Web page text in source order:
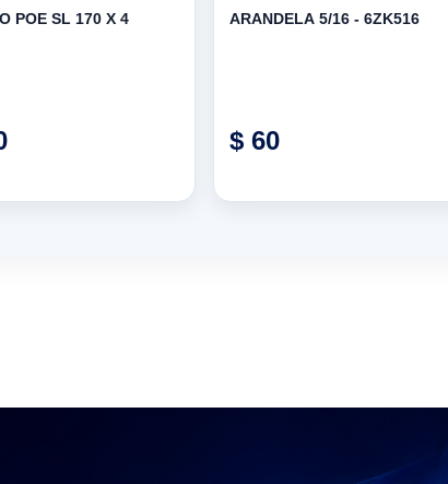
POE SL 170 X 4
ARANDELA 5/16 - 6ZK516
$ 60